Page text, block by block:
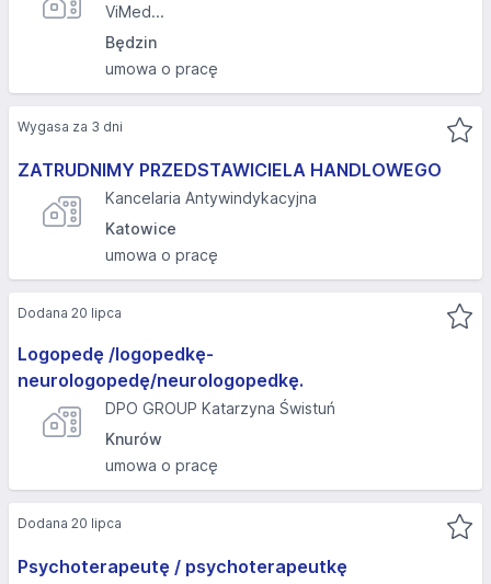
ViMed...
Będzin
umowa o pracę
ZATRUDNIMY PRZEDSTAWICIELA HANDLOWEGO
Kancelaria Antywindykacyjna
Katowice
umowa o pracę
Wygasa za 3 dni
Logopedę /logopedkę-
neurologopedę/neurologopedkę.
DPO GROUP Katarzyna Świstuń
Knurów
umowa o pracę
Dodana 20 lipca
Psychoterapeutę / psychoterapeutkę
Dodana 20 lipca